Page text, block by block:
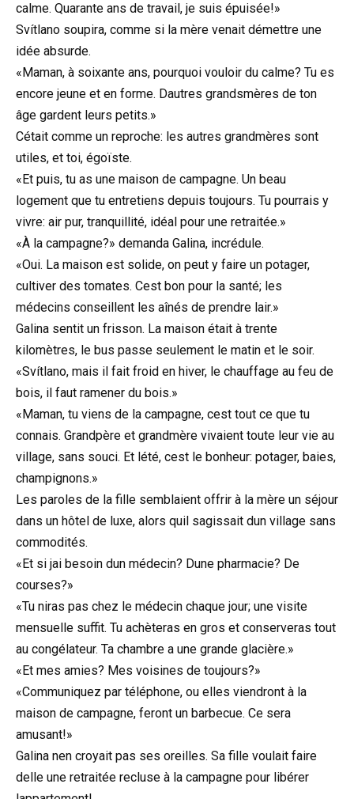
calme. Quarante ans de travail, je suis épuisée!»
Svítlano soupira, comme si la mère venait démettre une
idée absurde.
«Maman, à soixante ans, pourquoi vouloir du calme? Tu es
encore jeune et en forme. Dautres grandsmères de ton
âge gardent leurs petits.»
Cétait comme un reproche: les autres grandmères sont
utiles, et toi, égoïste.
«Et puis, tu as une maison de campagne. Un beau
logement que tu entretiens depuis toujours. Tu pourrais y
vivre: air pur, tranquillité, idéal pour une retraitée.»
«À la campagne?» demanda Galina, incrédule.
«Oui. La maison est solide, on peut y faire un potager,
cultiver des tomates. Cest bon pour la santé; les
médecins conseillent les aînés de prendre lair.»
Galina sentit un frisson. La maison était à trente
kilomètres, le bus passe seulement le matin et le soir.
«Svítlano, mais il fait froid en hiver, le chauffage au feu de
bois, il faut ramener du bois.»
«Maman, tu viens de la campagne, cest tout ce que tu
connais. Grandpère et grandmère vivaient toute leur vie au
village, sans souci. Et lété, cest le bonheur: potager, baies,
champignons.»
Les paroles de la fille semblaient offrir à la mère un séjour
dans un hôtel de luxe, alors quil sagissait dun village sans
commodités.
«Et si jai besoin dun médecin? Dune pharmacie? De
courses?»
«Tu niras pas chez le médecin chaque jour; une visite
mensuelle suffit. Tu achèteras en gros et conserveras tout
au congélateur. Ta chambre a une grande glacière.»
«Et mes amies? Mes voisines de toujours?»
«Communiquez par téléphone, ou elles viendront à la
maison de campagne, feront un barbecue. Ce sera
amusant!»
Galina nen croyait pas ses oreilles. Sa fille voulait faire
delle une retraitée recluse à la campagne pour libérer